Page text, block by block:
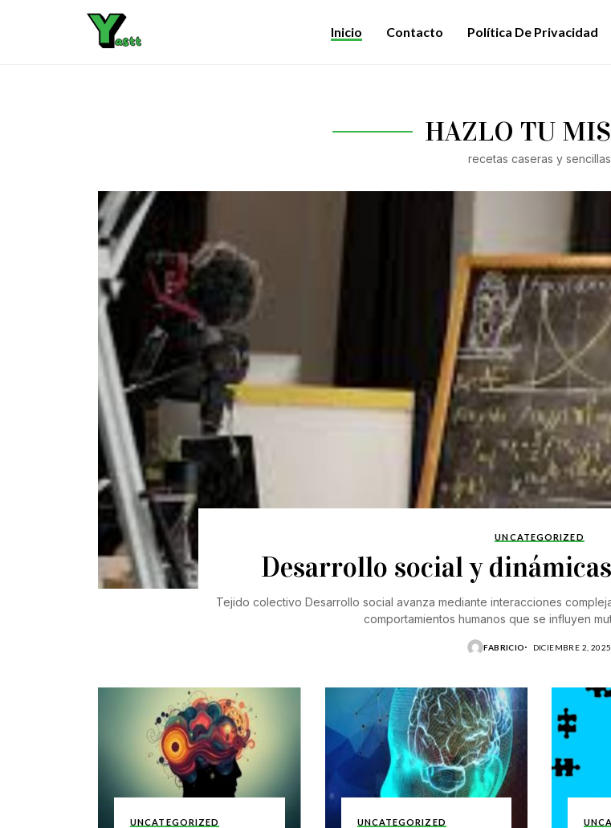
Inicio Contacto Política De Privacidad
HAZLO TU
recetas caseras y sencillas
UNCATEGORIZED
Desarrollo social y
Tejido colectivo Desarrollo social avanza mediante interacciones
comportamientos humanos que se influyen
FABRICIO DICIEMBRE 2, 2025
UNCATEGORIZED UNCATEGORIZED